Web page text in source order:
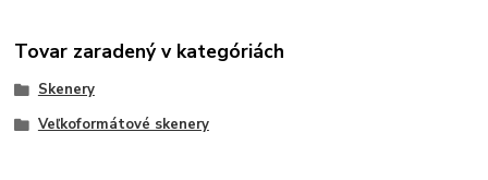
Tovar zaradený v kategóriách
Skenery
Veľkoformátové skenery